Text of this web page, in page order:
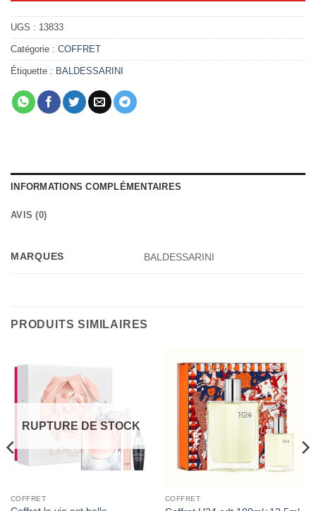
UGS : 13833
Catégorie : COFFRET
Étiquette : BALDESSARINI
INFORMATIONS COMPLÉMENTAIRES
AVIS (0)
MARQUES BALDESSARINI
PRODUITS SIMILAIRES
RUPTURE DE STOCK
COFFRET COFFRET